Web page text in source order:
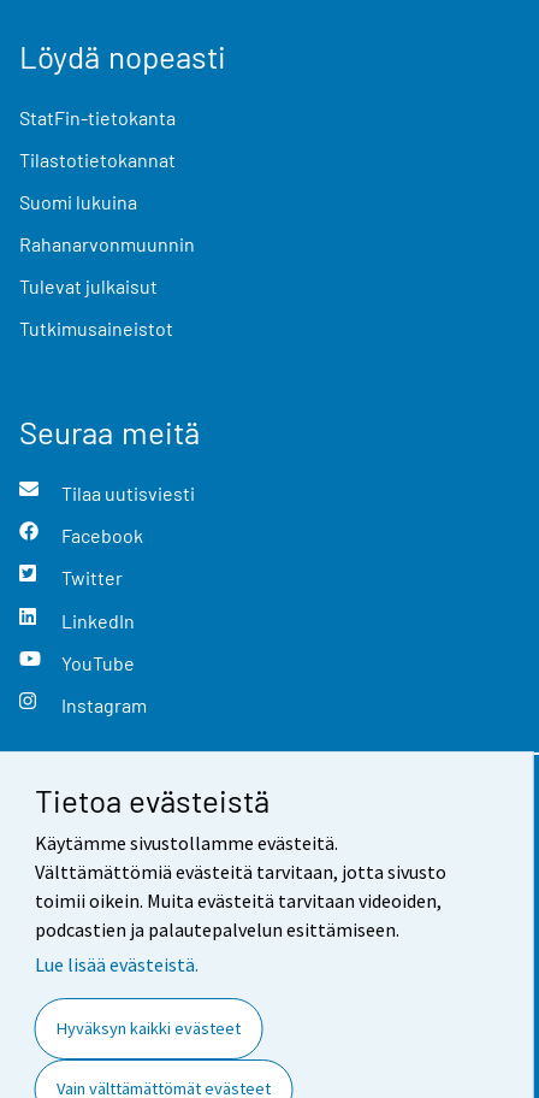
Tietoa evästeistä
Käytämme sivustollamme evästeitä.
Välttämättömiä evästeitä tarvitaan, jotta sivusto
toimii oikein. Muita evästeitä tarvitaan videoiden,
podcastien ja palautepalvelun esittämiseen.
Lue lisää evästeistä.
Hyväksyn kaikki evästeet
Vain välttämättömät evästeet
Löydä nopeasti
StatFin-tietokanta
Tilastotietokannat
Suomi lukuina
Rahanarvonmuunnin
Tulevat julkaisut
Tutkimusaineistot
Seuraa meitä
Tilaa uutisviesti
Facebook
Twitter
LinkedIn
YouTube
Instagram
Yhteystiedot
Palaute
Käyttöehdot
Saavutettavuus
Tietoa sivustosta